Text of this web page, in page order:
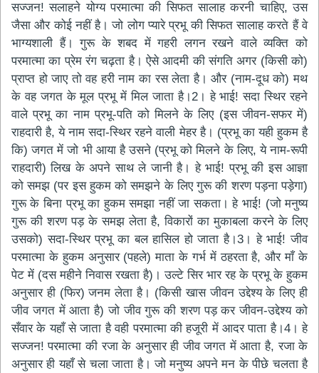
सज्जन! सलाहने योग्य परमात्मा की सिफत सालाह करनी चाहिए, उस
जैसा और कोई नहीं है। जो लोग प्यारे प्रभू की सिफत सालाह करते हैं वे
भाग्यशाली हैं। गुरू के शबद में गहरी लगन रखने वाले व्यक्ति को
परमात्मा का प्रेम रंग चढ़ता है। ऐसे आदमी की संगति अगर (किसी को)
प्राप्त हो जाए तो वह हरी नाम का रस लेता है। और (नाम-दूध को) मथ
के वह जगत के मूल प्रभू में मिल जाता है।2। हे भाई! सदा स्थिर रहने
वाले प्रभू का नाम प्रभू-पति को मिलने के लिए (इस जीवन-सफर में)
राहदारी है, ये नाम सदा-स्थिर रहने वाली मेहर है। (प्रभू का यही हुकम है
कि) जगत में जो भी आया है उसने (प्रभू को मिलने के लिए, ये नाम-रूपी
राहदारी) लिख के अपने साथ ले जानी है। हे भाई! प्रभू की इस आज्ञा
को समझ (पर इस हुकम को समझने के लिए गुरू की शरण पड़ना पड़ेगा)
गुरू के बिना प्रभू का हुकम समझा नहीं जा सकता। हे भाई! (जो मनुष्य
गुरू की शरण पड़ के समझ लेता है, विकारों का मुकाबला करने के लिए
उसको) सदा-स्थिर प्रभू का बल हासिल हो जाता है।3। हे भाई! जीव
परमात्मा के हुकम अनुसार (पहले) माता के गर्भ में ठहरता है, और माँ के
पेट में (दस महीने निवास रखता है)। उल्टे सिर भार रह के प्रभू के हुकम
अनुसार ही (फिर) जनम लेता है। (किसी खास जीवन उद्देश्य के लिए ही
जीव जगत में आता है) जो जीव गुरू की शरण पड़ कर जीवन-उद्देश्य को
सँवार के यहाँ से जाता है वही परमात्मा की हजूरी में आदर पाता है।4। हे
सज्जन! परमात्मा की रजा के अनुसार ही जीव जगत में आता है, रजा के
अनुसार ही यहाँ से चला जाता है। जो मनुष्य अपने मन के पीछे चलता है